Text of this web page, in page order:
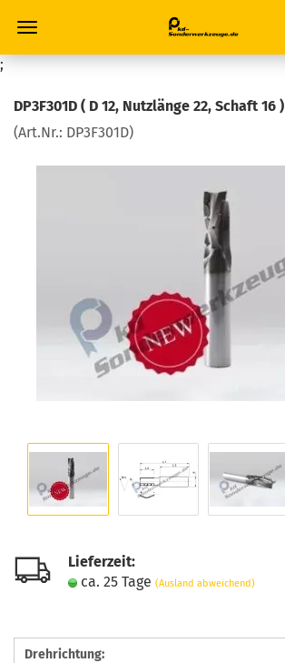
;
DP3F301D ( D 12, Nutzlänge 22, Schaft 16 )
(Art.Nr.: DP3F301D)
Lieferzeit:
ca. 25 Tage (Ausland abweichend)
Drehrichtung: